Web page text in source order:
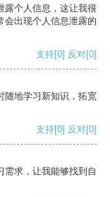
露个人信息，这让我很
会出现个人信息泄露的
支持[0] 反对[0]
随地学习新知识，拓宽
支持[0] 反对[0]
需求，让我能够找到自